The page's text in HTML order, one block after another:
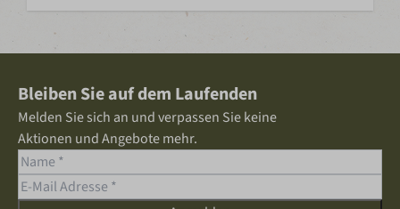
Bleiben Sie auf dem Laufenden
Melden Sie sich an und verpassen Sie keine
Aktionen und Angebote mehr.